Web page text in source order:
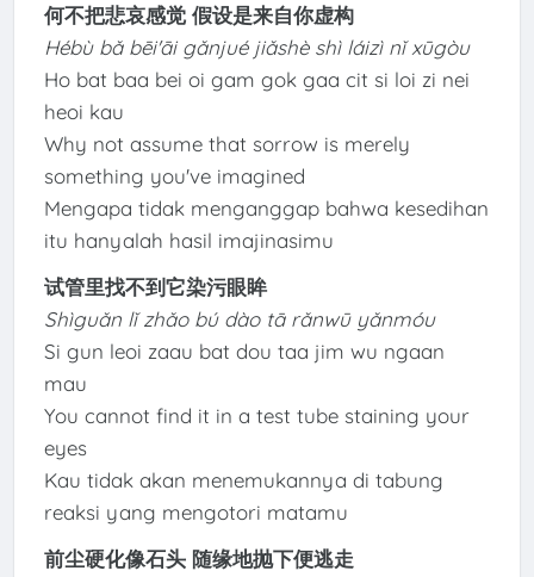
何不把悲哀感觉 假设是来自你虚构
Hébù bǎ bēi'āi gǎnjué jiǎshè shì láizì nǐ xūgòu
Ho bat baa bei oi gam gok gaa cit si loi zi nei
heoi kau
Why not assume that sorrow is merely
something you've imagined
Mengapa tidak menganggap bahwa kesedihan
itu hanyalah hasil imajinasimu
试管里找不到它染污眼眸
Shìguǎn lǐ zhǎo bú dào tā rǎnwū yǎnmóu
Si gun leoi zaau bat dou taa jim wu ngaan
mau
You cannot find it in a test tube staining your
eyes
Kau tidak akan menemukannya di tabung
reaksi yang mengotori matamu
前尘硬化像石头 随缘地抛下便逃走